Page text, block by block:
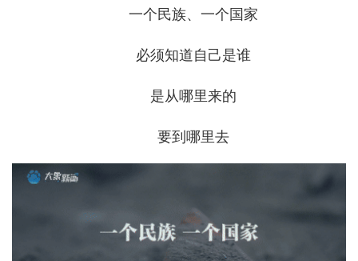
一个民族、一个国家
必须知道自己是谁
是从哪里来的
要到哪里去